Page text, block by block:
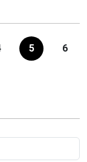
5 6